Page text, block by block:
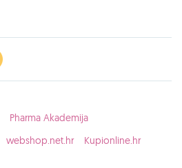
Pharma Akademija
webshop.net.hr
Kupionline.hr